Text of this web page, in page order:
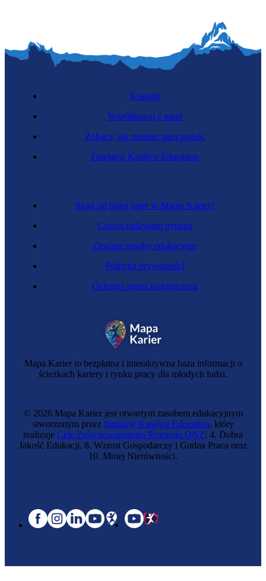
Mapa Karier to bezpłatna i interaktywna baza informacji o
ścieżkach kariery i rynku pracy dla młodych ludzi.
Skąd się biorą dane w Mapie Karier?
Często zadawane pytania
Otwarte zasoby edukacyjne
Polityka prywatności
Ochrona przed nadużyciami
Kontakt
Współpracuj z nami
Zobacz, jak możesz nam pomóc
Fundacja Katalyst Education
© 2026 Mapa Karier jest otwartym zasobem edukacyjnym
stworzonym przez fundację Katalyst Education, który
realizuje Cele Zrównoważonego Rozwoju ONZ: 4. Dobra
Jakość Edukacji, 8. Wzrost Gospodarczy i Godna Praca oraz
10. Mniej Nierówności.